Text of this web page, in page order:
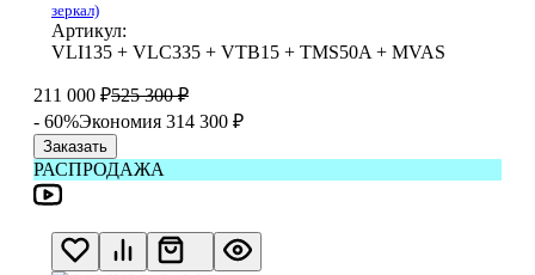
зеркал)
Артикул:
VLI135 + VLC335 + VTB15 + TMS50A + MVAS
211 000 ₽525 300 ₽
- 60%Экономия 314 300 ₽
Заказать
РАСПРОДАЖА